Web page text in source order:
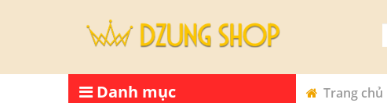
Trang chủ
Danh mục